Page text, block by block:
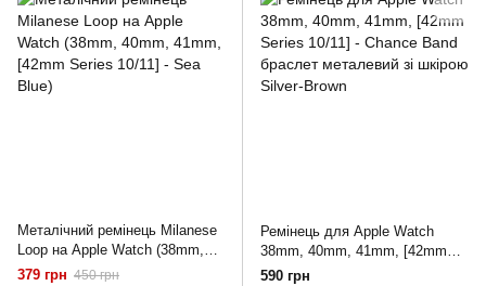
Металічний ремінець Milanese
Loop на Apple Watch (38mm,
40mm, 41mm, [42mm Series
379 грн 450 грн
Ремінець для Apple Watch
38mm, 40mm, 41mm, [42mm
Series 10/11] - Chance Band
590 грн